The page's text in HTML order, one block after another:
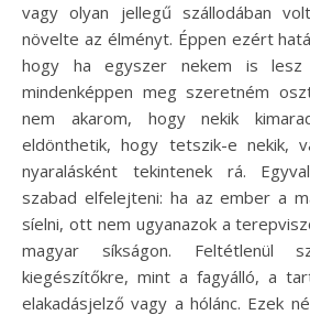
vagy olyan jellegű szállodában
növelte az élményt. Éppen ezért
hogy ha egyszer nekem is lesz
mindenképpen meg szeretném
nem akarom, hogy nekik
eldönthetik, hogy tetszik-e nekik,
nyaralásként tekintenek rá.
szabad elfelejteni: ha az ember a
síelni, ott nem ugyanazok a
magyar síkságon. Feltétlenül
kiegészítőkre, mint a fagyálló, a
elakadásjelző vagy a hólánc. Ezek